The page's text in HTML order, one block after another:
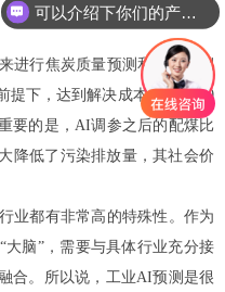
进行焦炭质量预测和配煤比例
提下，达到解决成本每吨20-70
要的是，AI调参之后的配煤比
降低了污染排放量，其社会价
业都有非常高的特殊性。作为
脑”，需要与具体行业充分接
合。 所以说，工业AI预测是很
可以介绍下你们的产品么？